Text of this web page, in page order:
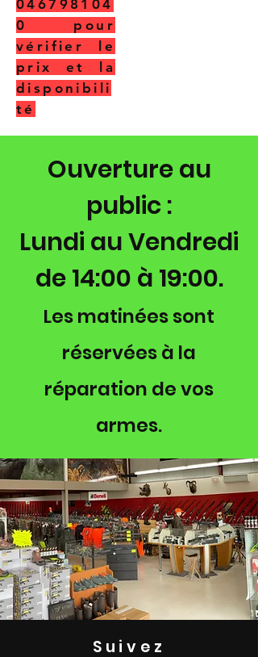
04 6798104
0
pour
vérifier le
prix et la
disponibili
té
Ouverture au
public :
Lundi au Vendredi
de 14:00 à 19:00.
Les matinées sont
réservées à la
réparation de vos
armes.
Suivez